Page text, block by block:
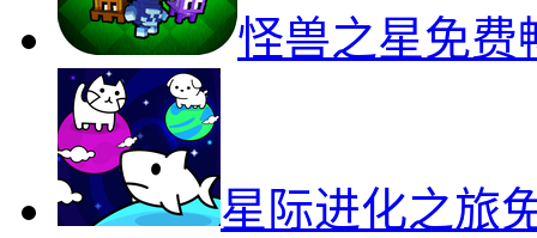
怪兽之星免费
星际进化之旅